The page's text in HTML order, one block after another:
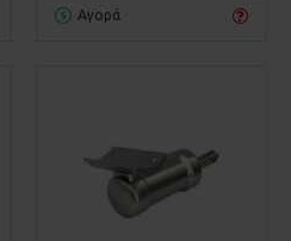
Αγορά